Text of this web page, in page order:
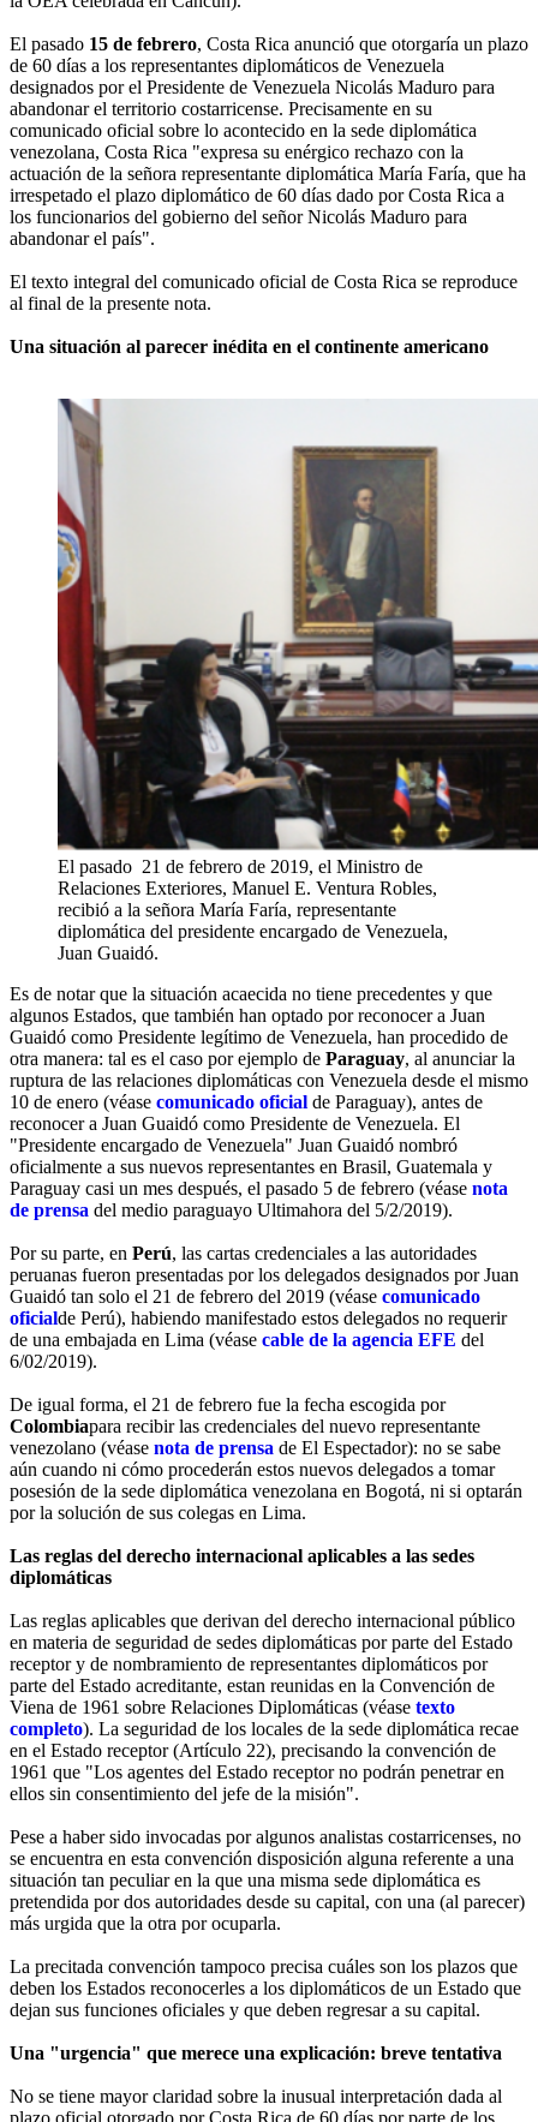
El pasado 15 de febrero, Costa Rica anunció que otorgaría un plazo
de 60 días a los representantes diplomáticos de Venezuela
designados por el Presidente de Venezuela Nicolás Maduro para
abandonar el territorio costarricense. Precisamente en su
comunicado oficial sobre lo acontecido en la sede diplomática
venezolana, Costa Rica "expresa su enérgico rechazo con la
actuación de la señora representante diplomática María Faría, que ha
irrespetado el plazo diplomático de 60 días dado por Costa Rica a
los funcionarios del gobierno del señor Nicolás Maduro para
abandonar el país".
El texto integral del comunicado oficial de Costa Rica se reproduce
al final de la presente nota.
Una situación al parecer inédita en el continente americano
El pasado 21 de febrero de 2019, el Ministro de
Relaciones Exteriores, Manuel E. Ventura Robles,
recibió a la señora María Faría, representante
diplomática del presidente encargado de Venezuela,
Juan Guaidó.
Es de notar que la situación acaecida no tiene precedentes y que
algunos Estados, que también han optado por reconocer a Juan
Guaidó como Presidente legítimo de Venezuela, han procedido de
otra manera: tal es el caso por ejemplo de Paraguay, al anunciar la
ruptura de las relaciones diplomáticas con Venezuela desde el mismo
10 de enero (véase comunicado oficial de Paraguay), antes de
reconocer a Juan Guaidó como Presidente de Venezuela. El
"Presidente encargado de Venezuela" Juan Guaidó nombró
oficialmente a sus nuevos representantes en Brasil, Guatemala y
Paraguay casi un mes después, el pasado 5 de febrero (véase nota
de prensa del medio paraguayo Ultimahora del 5/2/2019).
Por su parte, en Perú, las cartas credenciales a las autoridades
peruanas fueron presentadas por los delegados designados por Juan
Guaidó tan solo el 21 de febrero del 2019 (véase comunicado
oficialde Perú), habiendo manifestado estos delegados no requerir
de una embajada en Lima (véase cable de la agencia EFE del
6/02/2019).
De igual forma, el 21 de febrero fue la fecha escogida por
Colombiapara recibir las credenciales del nuevo representante
venezolano (véase nota de prensa de El Espectador): no se sabe
aún cuando ni cómo procederán estos nuevos delegados a tomar
posesión de la sede diplomática venezolana en Bogotá, ni si optarán
por la solución de sus colegas en Lima.
Las reglas del derecho internacional aplicables a las sedes
diplomáticas
Las reglas aplicables que derivan del derecho internacional público
en materia de seguridad de sedes diplomáticas por parte del Estado
receptor y de nombramiento de representantes diplomáticos por
parte del Estado acreditante, estan reunidas en la Convención de
Viena de 1961 sobre Relaciones Diplomáticas (véase texto
completo). La seguridad de los locales de la sede diplomática recae
en el Estado receptor (Artículo 22), precisando la convención de
1961 que "Los agentes del Estado receptor no podrán penetrar en
ellos sin consentimiento del jefe de la misión".
Pese a haber sido invocadas por algunos analistas costarricenses, no
se encuentra en esta convención disposición alguna referente a una
situación tan peculiar en la que una misma sede diplomática es
pretendida por dos autoridades desde su capital, con una (al parecer)
más urgida que la otra por ocuparla.
La precitada convención tampoco precisa cuáles son los plazos que
deben los Estados reconocerles a los diplomáticos de un Estado que
dejan sus funciones oficiales y que deben regresar a su capital.
Una "urgencia" que merece una explicación: breve tentativa
No se tiene mayor claridad sobre la inusual interpretación dada al